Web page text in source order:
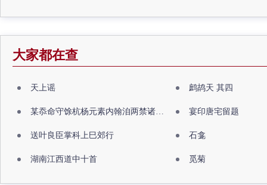
大家都在查
天上谣 鹧鸪天 其四
某忝命守馀杭杨元素内翰洎两禁诸公出祖佛寺 宴印唐宅留题
送叶良臣掌科上巳郊行 石龛
湖南江西道中十首 觅菊